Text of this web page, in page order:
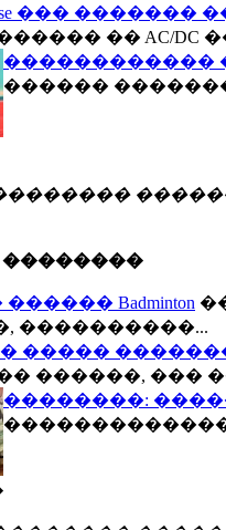
��� �������
�� AC/DC
������������
������
������ Badminton
����������...
�����
������, ���
��������: